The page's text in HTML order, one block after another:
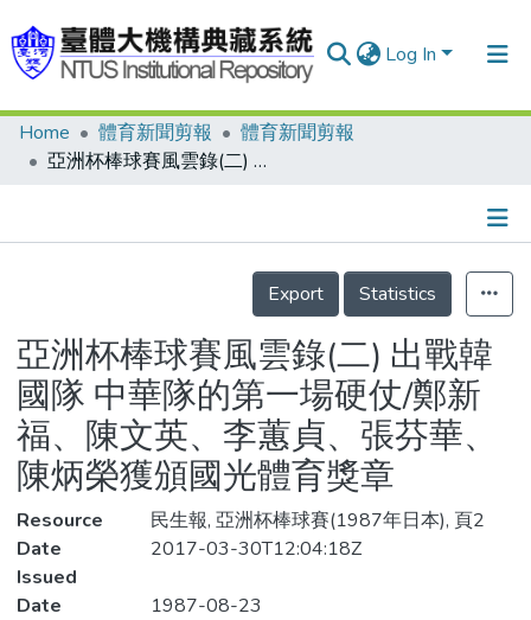
Log In
Communities & Collections
Statistics
Home 體育新聞剪報
體育新聞剪報
亞洲杯棒球賽風雲錄(二) 出戰韓國隊 中華隊的第一場硬仗/鄭新福、陳文英、李蕙貞、張芬華、陳炳榮獲頒國光體育獎章
Details
Export
Statistics
亞洲杯棒球賽風雲錄(二) 出戰韓
國隊 中華隊的第一場硬仗/鄭新
福、陳文英、李蕙貞、張芬華、
陳炳榮獲頒國光體育獎章
Resource
民生報, 亞洲杯棒球賽(1987年日本), 頁2
Date
Issued
2017-03-30T12:04:18Z
Date
1987-08-23